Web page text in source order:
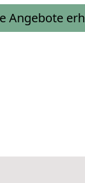
Angebote